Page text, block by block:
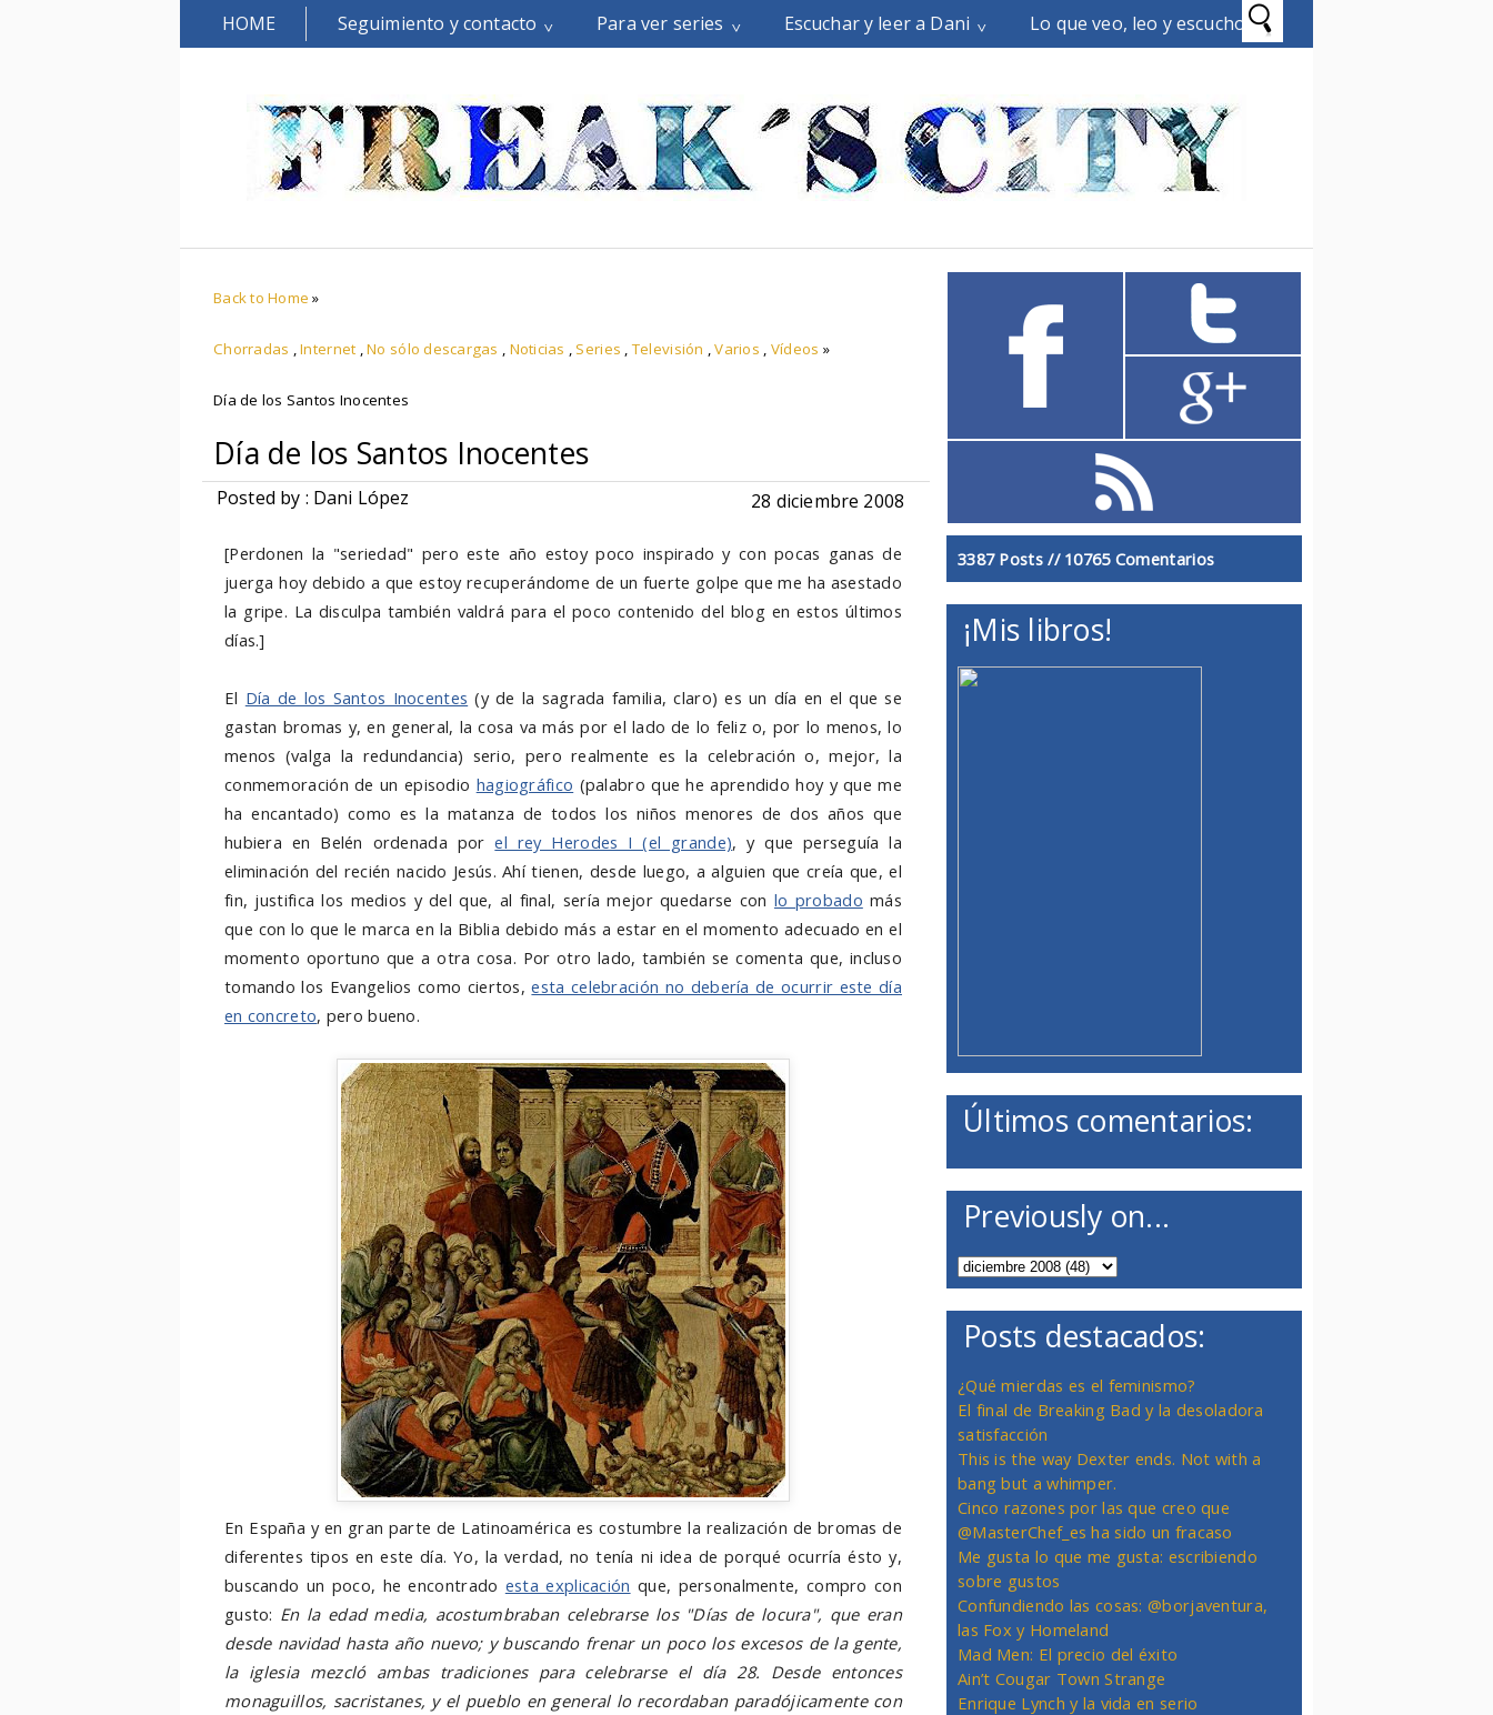
HOME Seguimiento y contacto Para ver series Escuchar y leer a Dani Lo que veo, leo y escucho
Back to Home »
Chorradas ,Internet ,No sólo descargas , Noticias , Series ,Televisión ,Varios , Vídeos »
Día de los Santos Inocentes
Día de los Santos Inocentes
Posted by : Dani López 28 diciembre 2008
[Perdonen la "seriedad" pero este año estoy poco inspirado y con pocas ganas de
juerga hoy debido a que estoy recuperándome de un fuerte golpe que me ha asestado
la gripe. La disculpa también valdrá para el poco contenido del blog en estos últimos
días.]
El Día de los Santos Inocentes (y de la sagrada familia, claro) es un día en el que se
gastan bromas y, en general, la cosa va más por el lado de lo feliz o, por lo menos, lo
menos (valga la redundancia) serio, pero realmente es la celebración o, mejor, la
conmemoración de un episodio hagiográfico (palabro que he aprendido hoy y que me
ha encantado) como es la matanza de todos los niños menores de dos años que
hubiera en Belén ordenada porel rey Herodes I (el grande), y que perseguía la
eliminación del recién nacido Jesús. Ahí tienen, desde luego, a alguien que creía que, el
fin, justifica los medios y del que, al final, sería mejor quedarse con lo probado más
que con lo que le marca en la Biblia debido más a estar en el momento adecuado en el
momento oportuno que a otra cosa. Por otro lado, también se comenta que, incluso
tomando los Evangelios como ciertos,esta celebración no debería de ocurrir este día
en concreto, pero bueno.
En España y en gran parte de Latinoamérica es costumbre la realización de bromas de
diferentes tipos en este día. Yo, la verdad, no tenía ni idea de porqué ocurría ésto y,
buscando un poco, he encontrado esta explicación que, personalmente, compro con
gusto: En la edad media, acostumbraban celebrarse los "Días de locura", que eran
desde navidad hasta año nuevo; y buscando frenar un poco los excesos de la gente,
la iglesia mezcló ambas tradiciones para celebrarse el día 28. Desde entonces
monaguillos, sacristanes, y el pueblo en general lo recordaban paradójicamente con
3387 Posts // 10765 Comentarios
¡Mis libros!
Últimos comentarios:
Previously on...
Posts destacados:
¿Qué mierdas es el feminismo?
El final de Breaking Bad y la desoladora
satisfacción
This is the way Dexter ends. Not with a
bang but a whimper.
Cinco razones por las que creo que
@MasterChef_es ha sido un fracaso
Me gusta lo que me gusta: escribiendo
sobre gustos
Confundiendo las cosas: @borjaventura,
las Fox y Homeland
Mad Men: El precio del éxito
Ain’t Cougar Town Strange
Enrique Lynch y la vida en serio